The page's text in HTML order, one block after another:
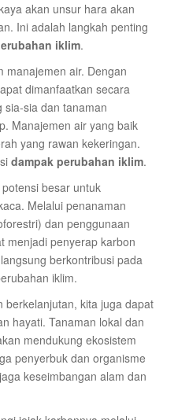
akan unsur hara akan
Ini adalah langkah penting
iklim.
manajemen air. Dengan
dimanfaatkan secara
sia-sia dan tanaman
Manajemen air yang baik
yang rawan kekeringan.
dampak perubahan iklim.
besar untuk
Melalui penanaman
dan penggunaan
menjadi penyerap karbon
berkontribusi pada
iklim.
berkelanjutan, kita juga dapat
hayati. Tanaman lokal dan
mendukung ekosistem
penyerbuk dan organisme
keseimbangan alam dan